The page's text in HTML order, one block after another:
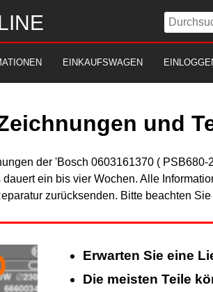
EINKAUFSWAGEN
und
der 'Bosch 0603161370 (
ein bis vier Wochen. Alle
zurücksenden. Bitte beachten
Erwarten Sie eine
Die meisten Teile